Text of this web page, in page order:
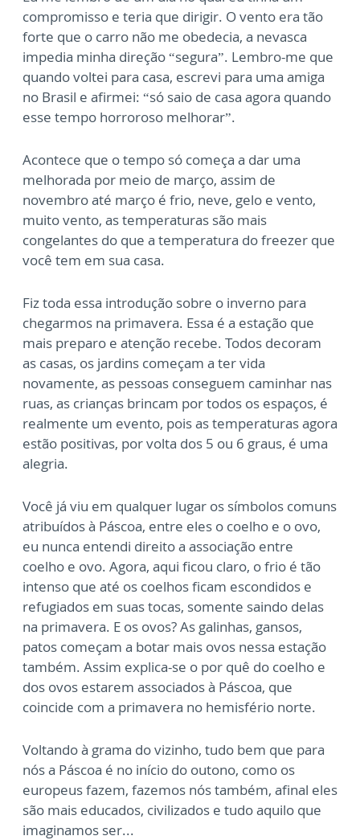
compromisso e teria que dirigir. O vento era tão
forte que o carro não me obedecia, a nevasca
impedia minha direção “segura”. Lembro-me que
quando voltei para casa, escrevi para uma amiga
no Brasil e afirmei: “só saio de casa agora quando
esse tempo horroroso melhorar”.
Acontece que o tempo só começa a dar uma
melhorada por meio de março, assim de
novembro até março é frio, neve, gelo e vento,
muito vento, as temperaturas são mais
congelantes do que a temperatura do freezer que
você tem em sua casa.
Fiz toda essa introdução sobre o inverno para
chegarmos na primavera. Essa é a estação que
mais preparo e atenção recebe. Todos decoram
as casas, os jardins começam a ter vida
novamente, as pessoas conseguem caminhar nas
ruas, as crianças brincam por todos os espaços, é
realmente um evento, pois as temperaturas agora
estão positivas, por volta dos 5 ou 6 graus, é uma
alegria.
Você já viu em qualquer lugar os símbolos comuns
atribuídos à Páscoa, entre eles o coelho e o ovo,
eu nunca entendi direito a associação entre
coelho e ovo. Agora, aqui ficou claro, o frio é tão
intenso que até os coelhos ficam escondidos e
refugiados em suas tocas, somente saindo delas
na primavera. E os ovos? As galinhas, gansos,
patos começam a botar mais ovos nessa estação
também. Assim explica-se o por quê do coelho e
dos ovos estarem associados à Páscoa, que
coincide com a primavera no hemisfério norte.
Voltando à grama do vizinho, tudo bem que para
nós a Páscoa é no início do outono, como os
europeus fazem, fazemos nós também, afinal eles
são mais educados, civilizados e tudo aquilo que
imaginamos ser...